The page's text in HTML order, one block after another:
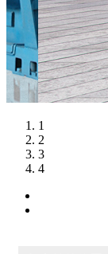
1
2
3
4